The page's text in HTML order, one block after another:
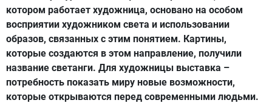
котором работает художница, основано на особом
восприятии художником света и использовании
образов, связанных с этим понятием. Картины,
которые создаются в этом направление, получили
название светанги. Для художницы выставка –
потребность показать миру новые возможности,
которые открываются перед современными людьми.